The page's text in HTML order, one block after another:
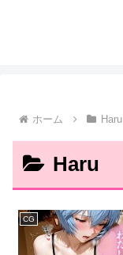
ホーム Haru
Haru
CG